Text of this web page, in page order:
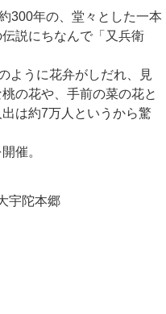
300年の、堂々とした一本
説にちなんで「又兵衛
ように花弁がしだれ、見
の花や、手前の菜の花と
は約7万人というから驚
催。
宇陀本郷